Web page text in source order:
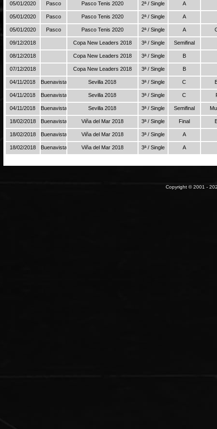
05/01/2020 Pasco Pasco Tenis 2020 2ª / Single A
05/01/2020 Pasco Pasco Tenis 2020 2ª / Single A
05/01/2020 Pasco Pasco Tenis 2020 2ª / Single A
09/12/2018 Copa New Leaders 2018 3ª / Single Semifinal
08/12/2018 Copa New Leaders 2018 3ª / Single B
07/12/2018 Copa New Leaders 2018 3ª / Single B
04/11/2018 Buenavista Sevilla 2018 3ª / Single C
04/11/2018 Buenavista Sevilla 2018 3ª / Single C
04/11/2018 Buenavista Sevilla 2018 3ª / Single Semifinal
18/02/2018 Buenavista Viña del Mar 2018 3ª / Single Final
18/02/2018 Buenavista Viña del Mar 2018 3ª / Single A
18/02/2018 Buenavista Viña del Mar 2018 3ª / Single A
Copyright © 2001 -